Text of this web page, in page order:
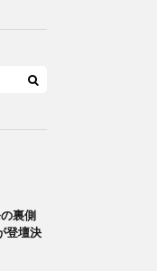
裏側
登壇決